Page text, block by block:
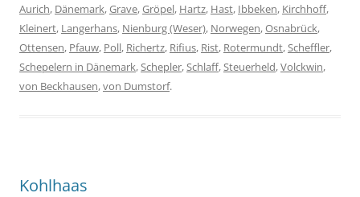
Aurich, Dänemark,Grave,Gröpel, Hartz, Hast, Ibbeken, Kirchhoff,
Kleinert, Langerhans, Nienburg (Weser), Norwegen,Osnabrück,
Ottensen, Pfauw, Poll, Richertz, Rifius, Rist, Rotermundt,Scheffler,
Schepelern in Dänemark,Schepler,Schlaff,Steuerheld,Volckwin,
von Beckhausen,von Dumstorf.
Kohlhaas